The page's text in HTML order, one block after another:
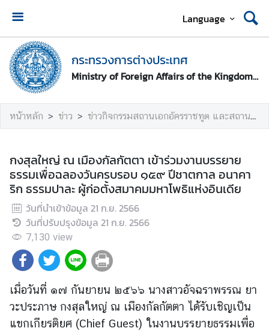
Language
กระทรวงการต่างประเทศ
Ministry of Foreign Affairs of the Kingdom of Thailand
ห
น้
า
ห
ลั
ก
ะ
ท
ร
ว
ง
ก
า
ร
ต่
า
ง
ป
หน้าหลัก ข่าว ข่าวกิจกรรมสถานเอกอัครราชทูต และสถานกงสุลใหญ่
กงสุลใหญ่ ณ เมืองกัลกัตตา เข้าร่วมงานบรรยาย
ธรรมเพื่อฉลองวันครบรอบ ๑๕๙ ปีชาตกาล อนาคา
ริก ธรรมปาละ ผู้ก่อตั้งสมาคมมหาโพธิแห่งอินเดีย
วันที่นำเข้าข้อมูล 21 ก.ย. 2566
วันที่ปรับปรุงข้อมูล 21 ก.ย. 2566
7,130 view
เมื่อวันที่ ๑๗ กันยายน ๒๕๖๖ นางสาวอัจฉราพรรณ ยา
วะประภาษ กงสุลใหญ่ ณ เมืองกัลกัตตา ได้รับเชิญเป็น
แขกเกียรติยศ (Chief Guest) ในงานบรรยายธรรมเพื่อ